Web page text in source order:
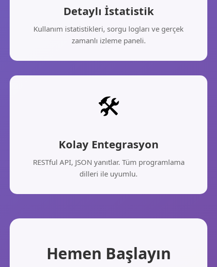
Detaylı İstatistik
Kullanım istatistikleri, sorgu logları ve gerçek
zamanlı izleme paneli.
🛠️
Kolay Entegrasyon
RESTful API, JSON yanıtlar. Tüm programlama
dilleri ile uyumlu.
Hemen Başlayın